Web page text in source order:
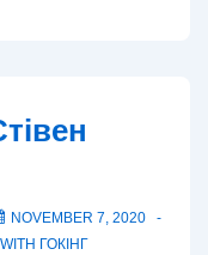
NOVEMBER 7, 2020
ГОКІНГ